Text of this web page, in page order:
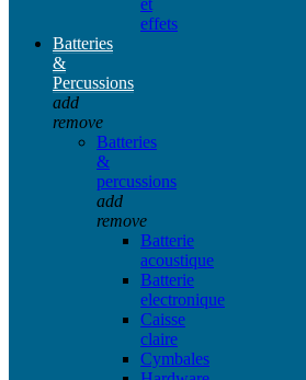
effets
Batteries
&
Percussions
add
remove
Batteries
&
percussions
add
remove
Batterie
acoustique
Batterie
electronique
Caisse
claire
Cymbales